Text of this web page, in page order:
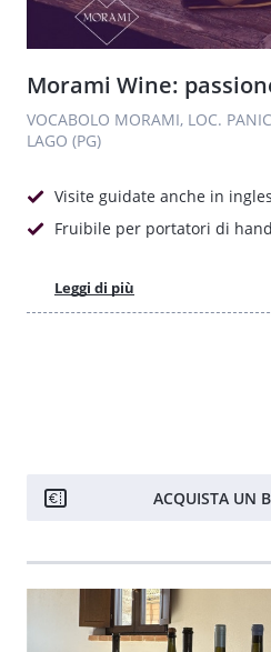
Morami Wine:
VOCABOLO MORAMI, LOC.
LAGO (PG)
Visite guidate anche in
Fruibile per portatori di
Leggi di più
ACQUISTA UN